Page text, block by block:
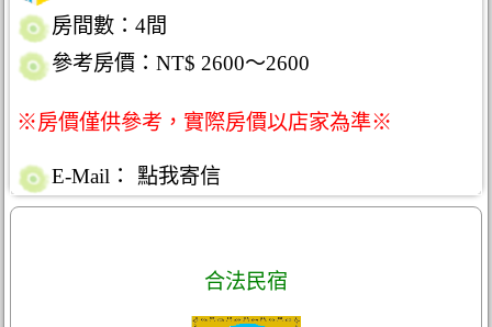
房間數：4間
參考房價：NT$ 2600～2600
※房價僅供參考，實際房價以店家為準※
E-Mail： 點我寄信
合法民宿